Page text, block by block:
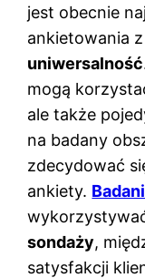
jest obecnie
ankietowania
uniwersalność
mogą
ale także
na badany
zdecydować
ankiety.
sondaży,
satysfakcji